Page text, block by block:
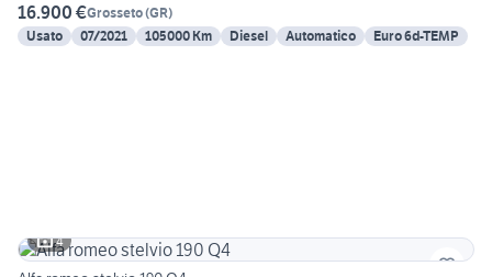
16.900 €Grosseto(GR)
Usato
07/2021 105000 Km Diesel Automatico Euro 6d-TEMP
4